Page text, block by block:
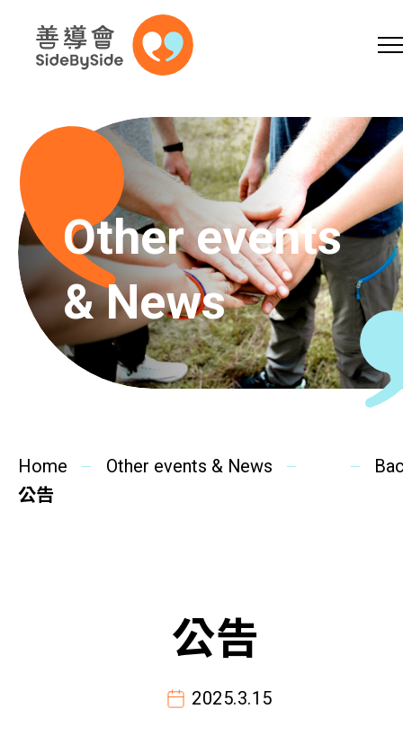
Skip to content (Press enter)
A A EN繁 简
Home
Services
Charity Events
Other events
& News
Home
Other events & News
公告
公告
2025.3.15